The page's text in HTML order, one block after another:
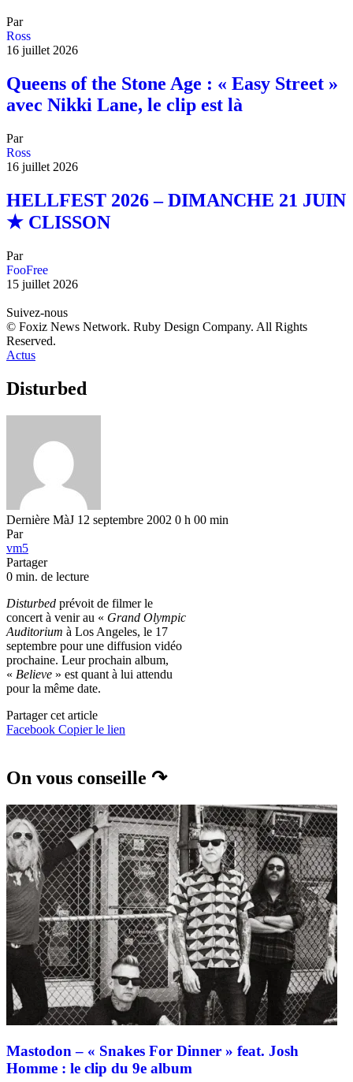
Par
Ross
16 juillet 2026
Queens of the Stone Age : « Easy Street »
avec Nikki Lane, le clip est là
Par
Ross
16 juillet 2026
HELLFEST 2026 – DIMANCHE 21 JUIN
★ CLISSON
Par
FooFree
15 juillet 2026
Suivez-nous
© Foxiz News Network. Ruby Design Company. All Rights
Reserved.
Actus
Disturbed
Dernière MàJ 12 septembre 2002 0 h 00 min
Par
vm5
Partager
0 min. de lecture
Disturbed prévoit de filmer le
concert à venir au « Grand Olympic
Auditorium à Los Angeles, le 17
septembre pour une diffusion vidéo
prochaine. Leur prochain album,
« Believe » est quant à lui attendu
pour la même date.
Partager cet article
Facebook Copier le lien
On vous conseille ↷
Mastodon – « Snakes For Dinner » feat. Josh
Homme : le clip du 9e album